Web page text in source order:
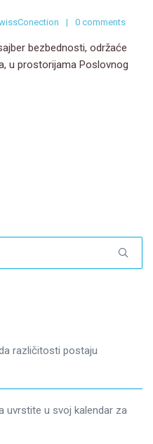
0 comments
bezbednosti, održaće
u prostorijama Poslovnog
različitosti postaju
uvrstite u svoj kalendar za